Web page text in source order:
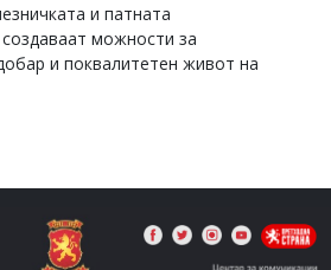
и патната
можности за
и поквалитетен живот на